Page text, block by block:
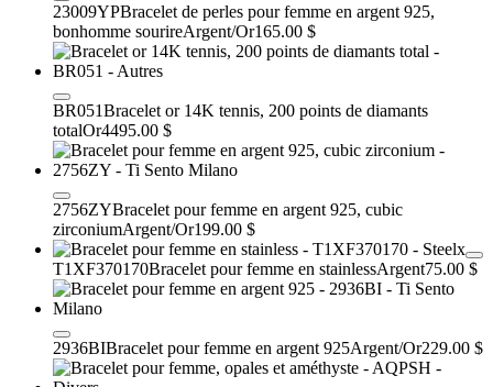
23009YPBracelet de perles pour femme en argent 925,
bonhomme sourireArgent/Or165.00 $
BR051Bracelet or 14K tennis, 200 points de diamants
totalOr4495.00 $
2756ZYBracelet pour femme en argent 925, cubic
zirconiumArgent/Or199.00 $
T1XF370170Bracelet pour femme en stainlessArgent75.00 $
2936BIBracelet pour femme en argent 925Argent/Or229.00 $